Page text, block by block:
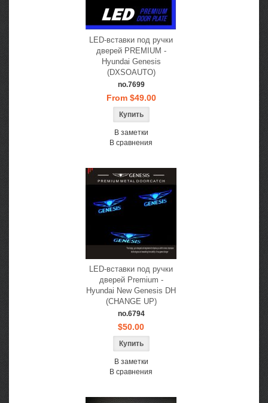
LED-вставки под ручки
дверей PREMIUM -
Hyundai Genesis
(DXSOAUTO)
no.7699
From $49.00
В заметки
В сравнения
LED-вставки под ручки
дверей Premium -
Hyundai New Genesis DH
(CHANGE UP)
no.6794
$50.00
В заметки
В сравнения